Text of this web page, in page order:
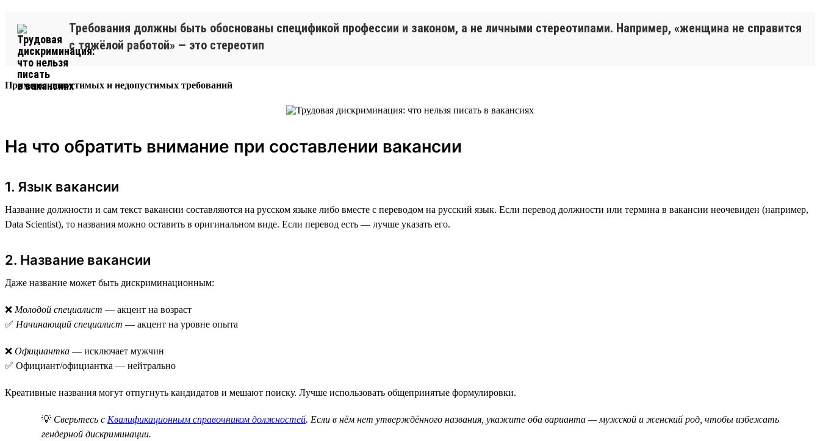
Требования должны быть обоснованы спецификой профессии и законом, а не личными стереотипами. Например, «женщина не справится
с тяжёлой работой» — это стереотип
Примеры допустимых и недопустимых требований
На что обратить внимание при составлении вакансии
1. Язык вакансии
Название должности и сам текст вакансии составляются на русском языке либо вместе с переводом на русский язык. Если перевод должности или термина в вакансии неочевиден (например,
Data Scientist), то названия можно оставить в оригинальном виде. Если перевод есть — лучше указать его.
2. Название вакансии
Даже название может быть дискриминационным:
❌ Молодой специалист — акцент на возраст
✅ Начинающий специалист — акцент на уровне опыта
❌ Официантка — исключает мужчин
✅ Официант/официантка — нейтрально
Креативные названия могут отпугнуть кандидатов и мешают поиску. Лучше использовать общепринятые формулировки.
💡 Сверьтесь с Квалификационным справочником должностей. Если в нём нет утверждённого названия, укажите оба варианта — мужской и женский род, чтобы избежать
гендерной дискриминации.